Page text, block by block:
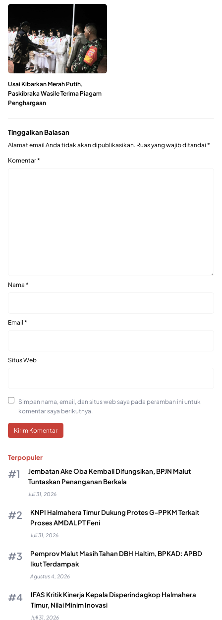
Usai Kibarkan Merah Putih,
Paskibraka Wasile Terima Piagam
Penghargaan
Tinggalkan Balasan
Alamat email Anda tidak akan dipublikasikan. Ruas yang wajib ditandai *
Komentar*
Nama *
Email *
Situs Web
Simpan nama, email, dan situs web saya pada peramban ini untuk
komentar saya berikutnya.
Terpopuler
Jembatan Ake Oba Kembali Difungsikan, BPJN Malut
Tuntaskan Penanganan Berkala
Juli 31, 2026
KNPI Halmahera Timur Dukung Protes G-PPKM Terkait
Proses AMDAL PT Feni
Juli 31, 2026
Pemprov Malut Masih Tahan DBH Haltim, BPKAD: APBD
Ikut Terdampak
Agustus 4, 2026
IFAS Kritik Kinerja Kepala Disperindagkop Halmahera
Timur, Nilai Minim Inovasi
Juli 31, 2026